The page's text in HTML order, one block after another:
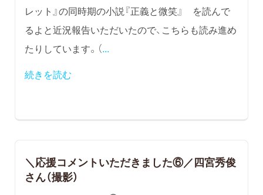
レット』の同時期の小説『正義と微笑』 を読んで
るよと近況報告いただいたので、こちらも読み進め
たりしています。（...
続きを読む
＼応援コメントいただきました⑥／四宮秀俊
さん（撮影）